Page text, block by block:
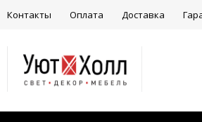
Контакты Оплата Доставка